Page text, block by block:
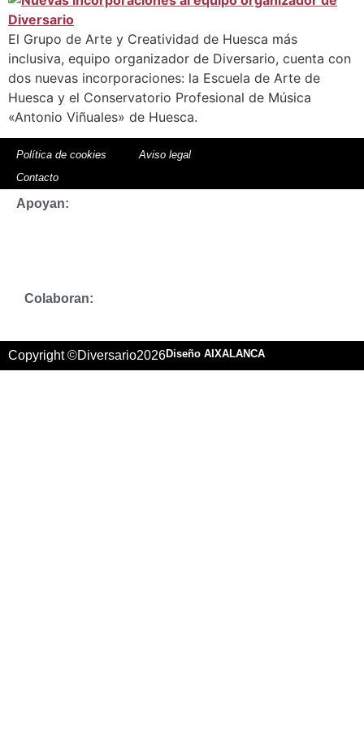
El Grupo de Arte y Creatividad de Huesca más
inclusiva, equipo organizador de Diversario, cuenta con
dos nuevas incorporaciones: la Escuela de Arte de
Huesca y el Conservatorio Profesional de Música
«Antonio Viñuales» de Huesca.
Política de cookies
Aviso legal
Contacto
Apoyan:
Colaboran:
Copyright ©Diversario2026Diseño AIXALANCA